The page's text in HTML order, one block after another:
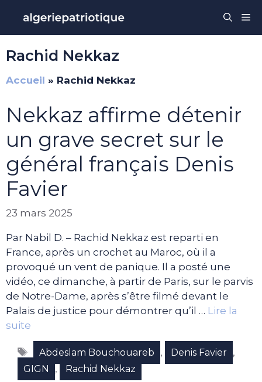
contenu
Rachid Nekkaz
Accueil » Rachid Nekkaz
Nekkaz affirme détenir
un grave secret sur le
général français Denis
Favier
23 mars 2025
Par Nabil D. – Rachid Nekkaz est reparti en
France, après un crochet au Maroc, où il a
provoqué un vent de panique. Il a posté une
vidéo, ce dimanche, à partir de Paris, sur le parvis
de Notre-Dame, après s’être filmé devant le
Palais de justice pour démontrer qu’il … Lire la
suite
Étiquettes
Abdeslam Bouchouareb , Denis Favier ,
GIGN , Rachid Nekkaz